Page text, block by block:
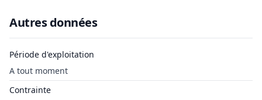
Autres données
Période d'exploitation
A tout moment
Contrainte